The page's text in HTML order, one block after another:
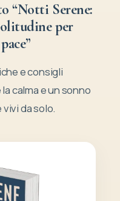
“Notti Serene:
per
e consigli
calma e un sonno
da solo.